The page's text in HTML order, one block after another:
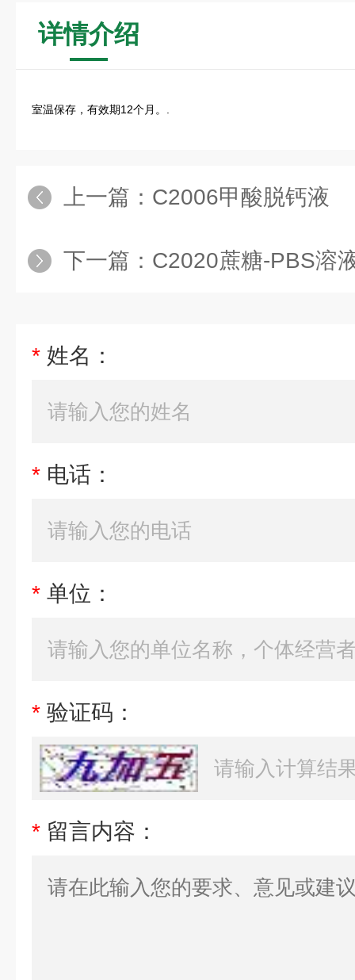
详情介绍
室温保存，有效期12个月。.
上一篇： C2006甲酸脱钙液
下一篇： C2020蔗糖-PBS溶
* 姓名：
* 电话：
* 单位：
* 验证码：
* 留言内容：